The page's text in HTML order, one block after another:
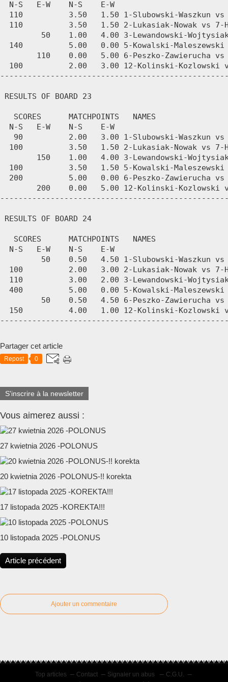
Partager cet article
Repost 0
S'inscrire à la newsletter
Vous aimerez aussi :
27 kwietnia 2026 -POLONUS
20 kwietnia 2026 -POLONUS-!! korekta
17 listopada 2025 -KOREKTA!!!
10 listopada 2025 -POLONUS
Article précédent
Ajouter un commentaire
Top articles Contact Signaler un abus
C.G.U.